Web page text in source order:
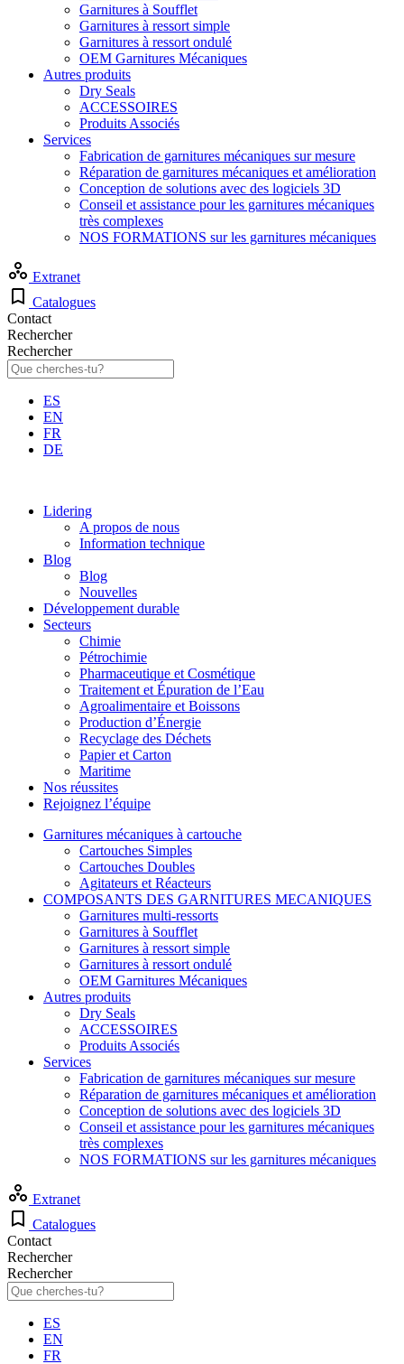
Garnitures à Soufflet
Garnitures à ressort simple
Garnitures à ressort ondulé
OEM Garnitures Mécaniques
Autres produits
Dry Seals
ACCESSOIRES
Produits Associés
Services
Fabrication de garnitures mécaniques sur mesure
Réparation de garnitures mécaniques et amélioration
Conception de solutions avec des logiciels 3D
Conseil et assistance pour les garnitures mécaniques
très complexes
NOS FORMATIONS sur les garnitures mécaniques
Extranet
Catalogues
Contact
Rechercher
Rechercher
ES
EN
FR
DE
Lidering
A propos de nous
Information technique
Blog
Blog
Nouvelles
Développement durable
Secteurs
Chimie
Pétrochimie
Pharmaceutique et Cosmétique
Traitement et Épuration de l’Eau
Agroalimentaire et Boissons
Production d’Énergie
Recyclage des Déchets
Papier et Carton
Maritime
Nos réussites
Rejoignez l’équipe
Garnitures mécaniques à cartouche
Cartouches Simples
Cartouches Doubles
Agitateurs et Réacteurs
COMPOSANTS DES GARNITURES MECANIQUES
Garnitures multi-ressorts
Garnitures à Soufflet
Garnitures à ressort simple
Garnitures à ressort ondulé
OEM Garnitures Mécaniques
Autres produits
Dry Seals
ACCESSOIRES
Produits Associés
Services
Fabrication de garnitures mécaniques sur mesure
Réparation de garnitures mécaniques et amélioration
Conception de solutions avec des logiciels 3D
Conseil et assistance pour les garnitures mécaniques
très complexes
NOS FORMATIONS sur les garnitures mécaniques
Extranet
Catalogues
Contact
Rechercher
Rechercher
ES
EN
FR